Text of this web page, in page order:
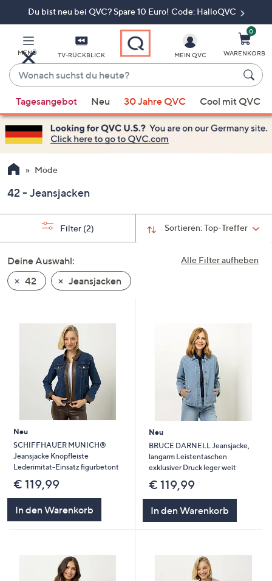
Du bist neu bei QVC? Spare 10 Euro! Code: HalloQVC
MENÜ TV-RÜCKBLICK
Wonach
suchst
du
heute?
Vorschläge
verfügbar
sind,
verwenden
Sie
Pfeiltasten
nach
und
nach
unten
oder
um
diese
anzuzeigen.
MEIN QVC
0
WARENKORB
Tagesangebot Neu 30 Jahre QVC Cool mit QVC
Mode
42 - Jeansjacken
Sortieren:Top-Treffer
Filter (2)
Alle Filter aufheben
Deine Auswahl:
42
Jeansjacken
Neu
SCHIFFHAUER MUNICH®
Jeansjacke Knopfleiste
Lederimitat-Einsatz figurbetont
€ 119,99
In den Warenkorb
Neu
BRUCE DARNELL Jeansjacke,
langarm Leistentaschen
exklusiver Druck leger weit
€ 119,99
In den Warenkorb